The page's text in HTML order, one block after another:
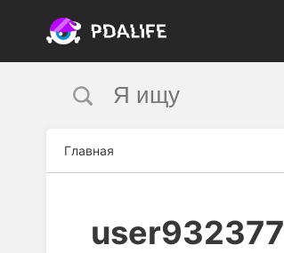
Главная
user932377